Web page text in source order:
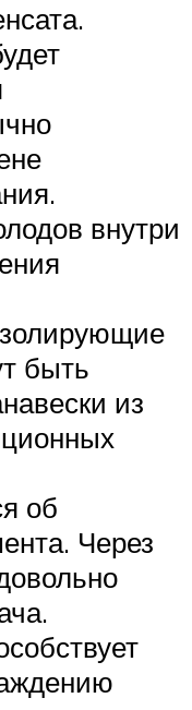
внутри
быть
из
об
Через